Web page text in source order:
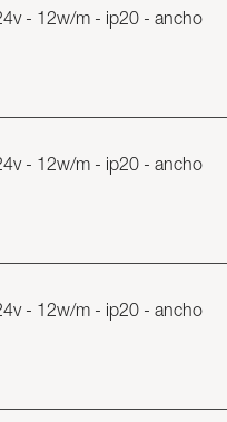
- 12w/m - ip20 - ancho
- 12w/m - ip20 - ancho
- 12w/m - ip20 - ancho